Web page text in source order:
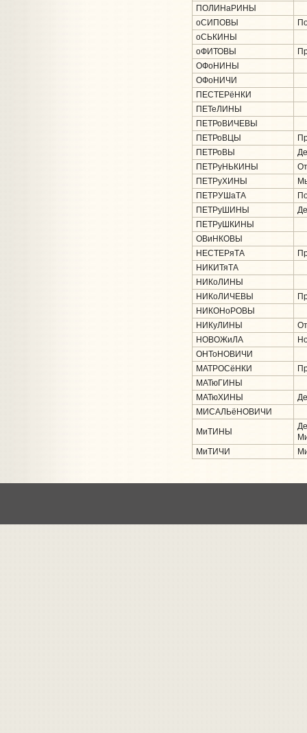
ПОЛИНаРИНЫ
оСИПОВЫ
оСЬКИНЫ
оФИТОВЫ
ОФоНИНЫ
ОФоНИЧИ
ПЕСТЕРёНКИ
ПЕТеЛИНЫ
ПЕТРоВИЧЕВЫ
ПЕТРоВЦЫ
ПЕТРоВЫ
ПЕТРуНЬКИНЫ
ПЕТРуХИНЫ
ПЕТРУШаТА
ПЕТРуШИНЫ
ПЕТРуШКИНЫ
ОВиНКОВЫ
НЕСТЕРяТА
НИКИТяТА
НИКоЛИНЫ
НИКоЛИЧЕВЫ
НИКОНоРОВЫ
НИКуЛИНЫ
НОВОЖиЛА
ОНТоНОВИЧИ
МАТРОСёНКИ
МАТюГИНЫ
МАТюХИНЫ
МИСАЛЬёНОВИЧИ
МиТИНЫ
МиТИЧИ